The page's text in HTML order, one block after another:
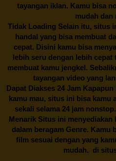
tayangan iklan. Kamu bisa
mudah dan
Tidak Loading Selain itu, situs
handal yang bisa membuat
cepat. Disini kamu bisa
lebih seru dengan lebih cepat
membuat kamu jengkel.
tayangan video yang
Dapat Diakses 24 Jam
kamu mau, situs ini bisa kamu
sekali selama 24 jam
Menarik Situs ini menyediakan
dalam beragam Genre. Kamu
film sesuai dengan yang
mudah. di